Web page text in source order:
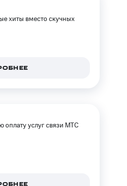
хиты вместо скучных
оплату услуг связи МТС